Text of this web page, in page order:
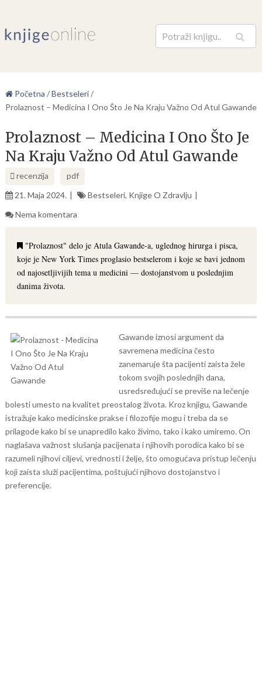
Pretraga
Početna /Bestseleri/
Prolaznost – Medicina I Ono Što Je Na Kraju Važno Od Atul Gawande
Prolaznost – Medicina I Ono Što Je
Na Kraju Važno Od Atul Gawande
recenzija
pdf
21. Maja 2024.
Bestseleri, Knjige O Zdravlju
Nema komentara
"Prolaznost" delo je Atula Gawande-a, uglednog hirurga i pisca,
koje je New York Times proglasio bestselerom i koje se bavi jednom
od najosetljivijih tema u medicini — dostojanstvom u poslednjim
danima života.
Gawande iznosi argument da
savremena medicina često
zanemaruje šta pacijenti zaista žele
tokom svojih poslednjih dana,
usredsređujući se previše na lečenje
bolesti umesto na kvalitet preostalog života. Kroz knjigu, Gawande
istražuje kako medicinske prakse i filozofije mogu i treba da se
prilagode kako bi se unapredilo kako živimo, tako i kako umiremo. On
naglašava važnost slušanja pacijenata i njihovih porodica kako bi se
razumeli njihovi ciljevi, vrednosti i želje, što omogućava pristup lečenju
koji zaista služi pacijentima, poštujući njihovo dostojanstvo i
preferencije.